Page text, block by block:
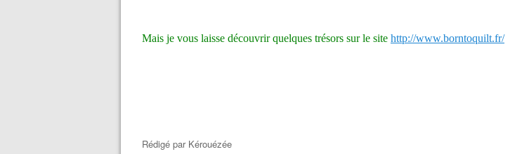
Mais je vous laisse découvrir quelques trésors sur le site http://www.borntoquilt.fr/
Rédigé par Kérouézée